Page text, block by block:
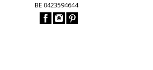
BE 0423594644